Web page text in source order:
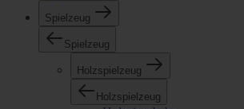
Spielzeug
Spielzeug
Holzspielzeug
Holzspielzeug